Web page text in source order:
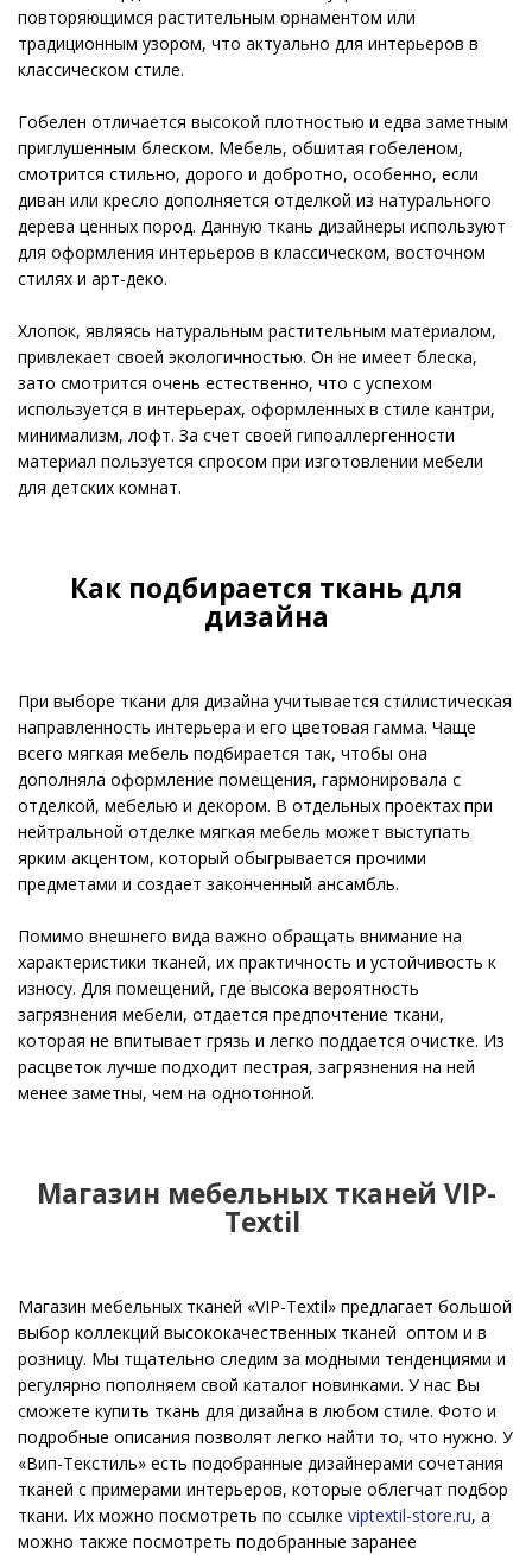
повторяющимся растительным орнаментом или
традиционным узором, что актуально для интерьеров в
классическом стиле.
Гобелен отличается высокой плотностью и едва заметным
приглушенным блеском. Мебель, обшитая гобеленом,
смотрится стильно, дорого и добротно, особенно, если
диван или кресло дополняется отделкой из натурального
дерева ценных пород. Данную ткань дизайнеры используют
для оформления интерьеров в классическом, восточном
стилях и арт-деко.
Хлопок, являясь натуральным растительным материалом,
привлекает своей экологичностью. Он не имеет блеска,
зато смотрится очень естественно, что с успехом
используется в интерьерах, оформленных в стиле кантри,
минимализм, лофт. За счет своей гипоаллергенности
материал пользуется спросом при изготовлении мебели
для детских комнат.
Как подбирается ткань для
дизайна
При выборе ткани для дизайна учитывается стилистическая
направленность интерьера и его цветовая гамма. Чаще
всего мягкая мебель подбирается так, чтобы она
дополняла оформление помещения, гармонировала с
отделкой, мебелью и декором. В отдельных проектах при
нейтральной отделке мягкая мебель может выступать
ярким акцентом, который обыгрывается прочими
предметами и создает законченный ансамбль.
Помимо внешнего вида важно обращать внимание на
характеристики тканей, их практичность и устойчивость к
износу. Для помещений, где высока вероятность
загрязнения мебели, отдается предпочтение ткани,
которая не впитывает грязь и легко поддается очистке. Из
расцветок лучше подходит пестрая, загрязнения на ней
менее заметны, чем на однотонной.
Магазин мебельных тканей VIP-
Textil
Магазин мебельных тканей «VIP-Textil» предлагает большой
выбор коллекций высококачественных тканей оптом и в
розницу. Мы тщательно следим за модными тенденциями и
регулярно пополняем свой каталог новинками. У нас Вы
сможете купить ткань для дизайна в любом стиле. Фото и
подробные описания позволят легко найти то, что нужно. У
«Вип-Текстиль» есть подобранные дизайнерами сочетания
тканей с примерами интерьеров, которые облегчат подбор
ткани. Их можно посмотреть по ссылке viptextil-store.ru, а
можно также посмотреть подобранные заранее